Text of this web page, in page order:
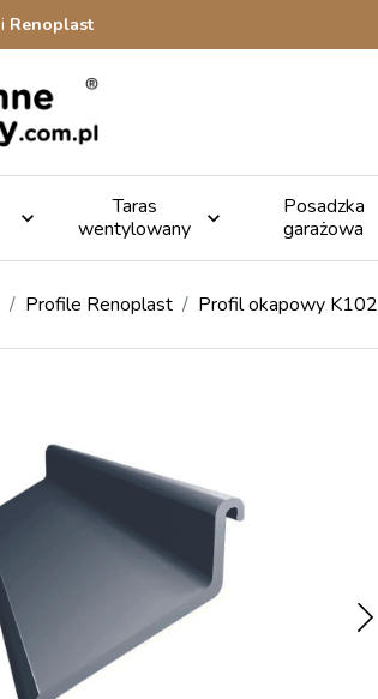
i Renoplast

Taras
wentylowany

Posadzka
garażowa
Profile Renoplast Profil okapowy K102